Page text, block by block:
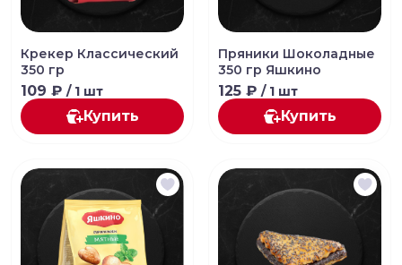
Крекер Классический
350 гр
109 ₽ / 1 шт
Купить
Пряники Шоколадные
350 гр Яшкино
125 ₽ / 1 шт
Купить